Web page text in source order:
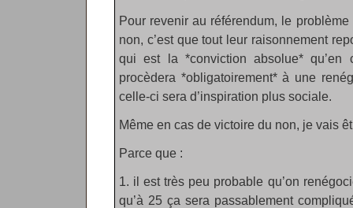
Pour revenir au référendum, le
non, c’est que tout leur raisonnement
qui est la *conviction absolue*
procèdera *obligatoirement* à une
celle-ci sera d’inspiration plus sociale.
Même en cas de victoire du non, je vais
Parce que :
1. il est très peu probable qu’on
qu’à 25 ça sera passablement